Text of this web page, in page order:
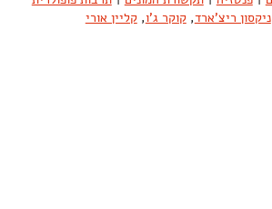
ניקסון ריצ'ארד,קוקר ג'ו,קליין אורי